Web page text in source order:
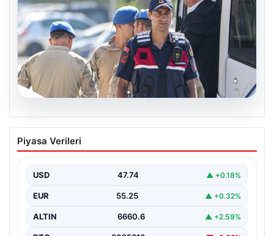
07.08.2026
Menderes Belediye Başkanı İlkay Çiçek
ve Diğer Şüpheliler Hakkında Tutuklama
İzmir Cumhuriyet Başsavcılığı'nın yürüttüğü kapsamlı
gerçekleşen usulsüzlük iddiaları gündemdeki yerini…
Piyasa Verileri
USD 47.74 ▲ +0.18%
EUR 55.25 ▲ +0.32%
ALTIN 6660.6 ▲ +2.59%